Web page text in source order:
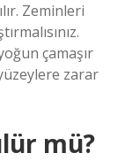
Zeminleri
çamaşır
zarar
mü?